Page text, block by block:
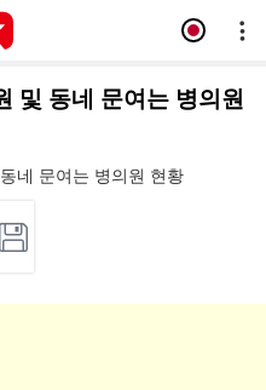
및 동네 문여는 병의원
네 문여는 병의원 현황